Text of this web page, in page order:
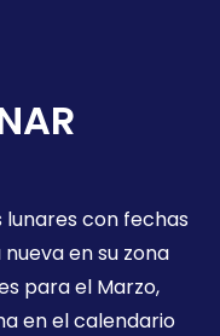
lunares con fechas
en su zona
para el Marzo,
en el calendario